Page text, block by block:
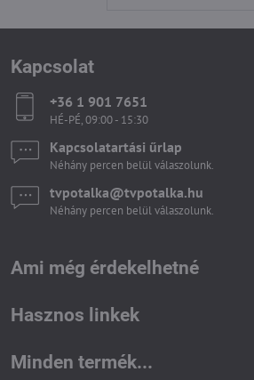
Kapcsolat
+36 1 901 7651
HÉ-PÉ, 09:00 - 15:30
Kapcsolatartási űrlap
Néhány percen belül válaszolunk.
tvpotalka​@tvpotalka​.hu
Néhány percen belül válaszolunk.
Ami még érdekelhetné
Hasznos linkek
Minden termék...